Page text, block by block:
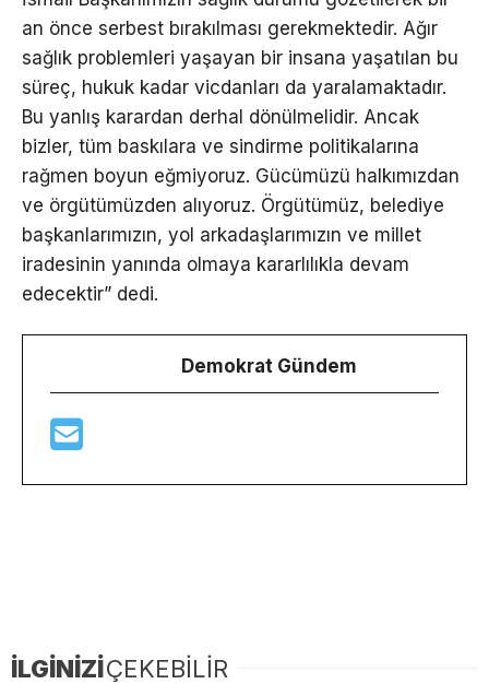
an önce serbest bırakılması gerekmektedir. Ağır
sağlık problemleri yaşayan bir insana yaşatılan bu
süreç, hukuk kadar vicdanları da yaralamaktadır.
Bu yanlış karardan derhal dönülmelidir. Ancak
bizler, tüm baskılara ve sindirme politikalarına
rağmen boyun eğmiyoruz. Gücümüzü halkımızdan
ve örgütümüzden alıyoruz. Örgütümüz, belediye
başkanlarımızın, yol arkadaşlarımızın ve millet
iradesinin yanında olmaya kararlılıkla devam
edecektir” dedi.
Demokrat Gündem
İLGİNİZİÇEKEBİLİR